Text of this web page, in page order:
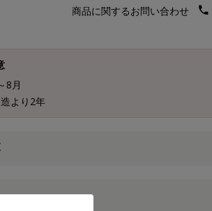
商品に関するお問い合わせ
8月
より2年